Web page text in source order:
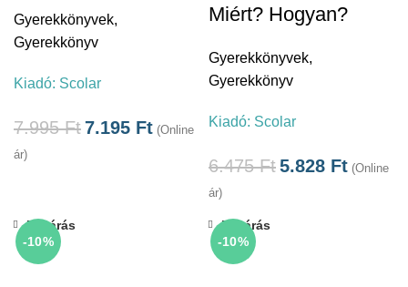
Gyerekkönyvek,
Gyerekkönyv
Kiadó: Scolar
7.995Ft7.195 Ft (Online
ár)
Miért? Hogyan?
Gyerekkönyvek,
Gyerekkönyv
Kiadó: Scolar
6.475Ft5.828 Ft (Online
ár)
-10%
Bezárás
-10%
Bezárás